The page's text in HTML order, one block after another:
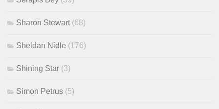
Sharon Stewart (68)
Sheldan Nidle (176)
Shining Star (3)
Simon Petrus (5)